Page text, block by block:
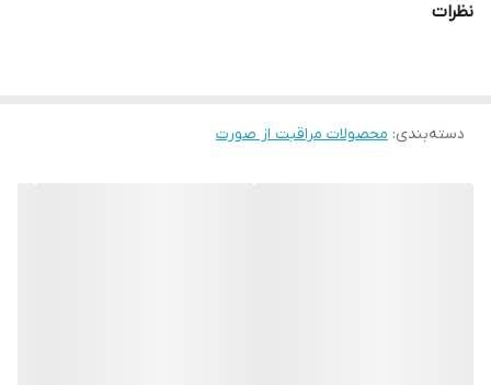
نظرات
دسته‌بندی: محصولات مراقبت از صورت